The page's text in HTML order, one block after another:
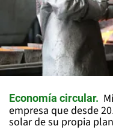
Economía circular
empresa que desde
solar de su propia